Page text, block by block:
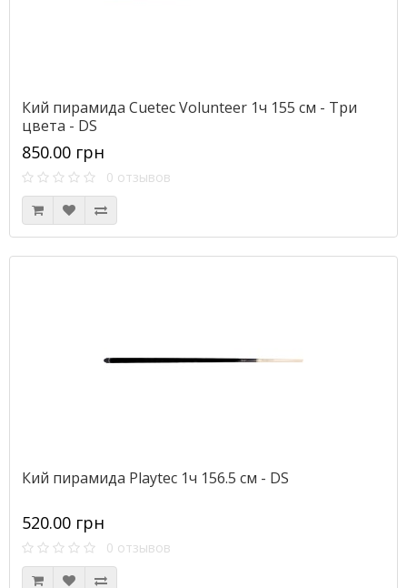
Кий пирамида Cuetec Volunteer 1ч 155 см - Три
цвета - DS
850.00 грн
0 отзывов
Кий пирамида Playtec 1ч 156.5 см - DS
520.00 грн
0 отзывов